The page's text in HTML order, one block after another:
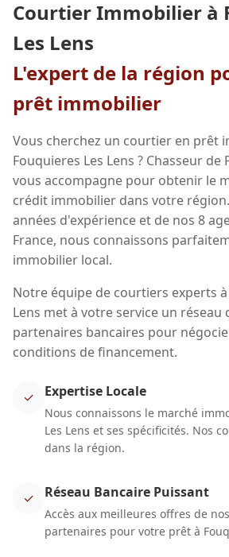
Courtier Immobilier à
Les Lens
L'expert de la région
prêt immobilier
Vous cherchez un courtier en prêt
Fouquieres Les Lens ? Chasseur
vous accompagne pour obtenir le
crédit immobilier dans votre
années d'expérience et de nos 8
France, nous connaissons
immobilier local.
Notre équipe de courtiers experts à
Lens met à votre service un réseau
partenaires bancaires pour
conditions de financement.
✓ Expertise Locale
Nous connaissons le marché
Les Lens et ses spécificités. Nos
dans la région.
✓ Réseau Bancaire Puissant
Accès aux meilleures offres de
partenaires pour votre prêt à